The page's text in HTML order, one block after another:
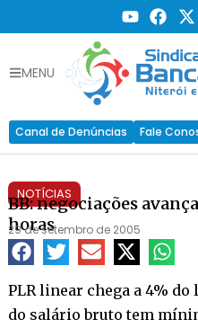
MENU
Canal de Denúncias Fale
NOTÍCIAS
BB: negociações
horas
29 de setembro de 2005
PLR linear chega a 4%
do salário bruto tem